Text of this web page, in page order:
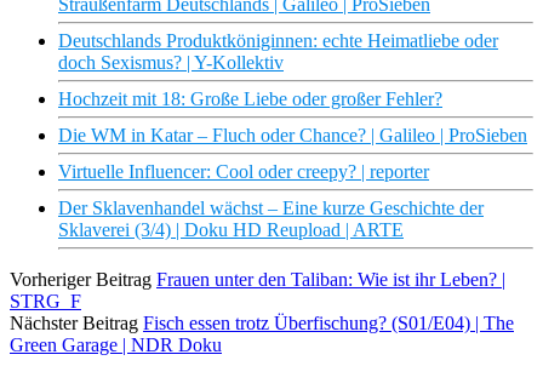
Straußenfarm Deutschlands | Galileo | ProSieben
Deutschlands Produktköniginnen: echte Heimatliebe oder
doch Sexismus? | Y-Kollektiv
Hochzeit mit 18: Große Liebe oder großer Fehler?
Die WM in Katar – Fluch oder Chance? | Galileo | ProSieben
Virtuelle Influencer: Cool oder creepy? | reporter
Der Sklavenhandel wächst – Eine kurze Geschichte der
Sklaverei (3/4) | Doku HD Reupload | ARTE
Vorheriger Beitrag Frauen unter den Taliban: Wie ist ihr Leben? |
STRG_F
Nächster Beitrag Fisch essen trotz Überfischung? (S01/E04) | The
Green Garage | NDR Doku